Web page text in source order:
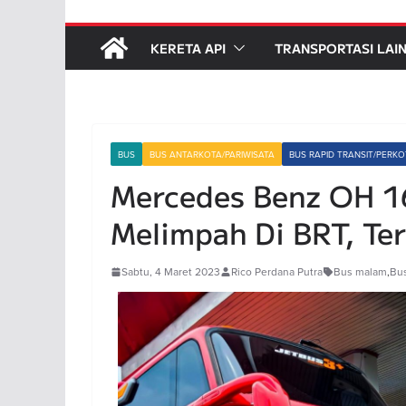
KERETA API TRANSPORTASI LAIN
BUS BUS ANTARKOTA/PARIWISATA BUS RAPID TRANSIT/
Mercedes Benz OH
Melimpah Di BRT,
Sabtu, 4 Maret 2023 Rico Perdana Putra Bus malam,